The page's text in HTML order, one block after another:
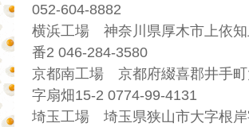
052-604-8882
横浜工場 神奈川県厚木市上依知
番2 046-284-3580
京都南工場 京都府綴喜郡井手
字扇畑15-2 0774-99-4131
埼玉工場 埼玉県狭山市大字根岸